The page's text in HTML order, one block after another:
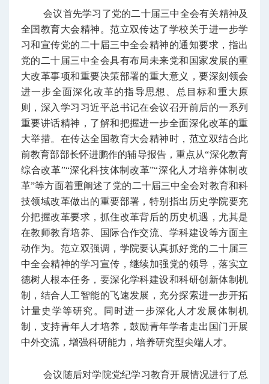
会议首先学习了党的二十届三中全会有关精神及
全国教育大会精神。范立双传达了学校关于进一步学
习和宣传党的二十届三中全会精神的通知要求，指出
党的二十届三中全会具有布局未来党和国家发展的重
大改革事项和重要决策部署的重大意义，要深刻领会
进一步全面深化改革的指导思想、总目标和重大原
则，深入学习习近平总书记在会议召开前后的一系列
重要讲话精神，了解和把握进一步全面深化改革的重
大举措。在传达全国教育大会精神时，范立双结合此
前教育部部长怀进鹏作的辅导报告，重点从“深化教育
综合改革”“深化科技体制改革”“深化人才培养体制改
革”等方面着重阐述了党的二十届三中全会对教育和科
技领域改革做出的重要部署，特别指出历史学院要充
分把握改革要求，抓住改革背后的历史机遇，尤其是
在教师教育培养、国际合作交流、学科建设等方面主
动作为。范立双强调，学院要认真抓好党的二十届三
中全会精神的学习宣传，继续加强党的领导，落实立
德树人根本任务，要深化学科建设和科研创新体制机
制，结合人工智能的飞速发展，充分探索进一步开拓
计量史学等研究。同时进一步深化人才发展体制机
制，支持青年人才培养，鼓励青年学者走出国门开展
中外交流，增强科研能力，培养研究型尖端人才。
会议随后对学院党纪学习教育开展情况进行了总